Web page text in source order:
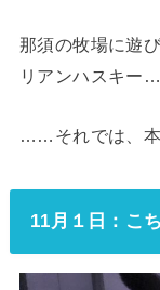
那須の牧場に遊
リアンハスキー
……それでは、本
11月１日：こ